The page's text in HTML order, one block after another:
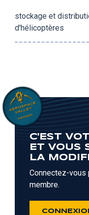
stockage et
d'hélicoptères
C'EST
ET VOUS
LA
Connectez-vous
membre.